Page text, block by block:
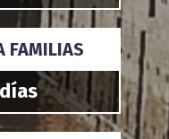
FAMILIAS